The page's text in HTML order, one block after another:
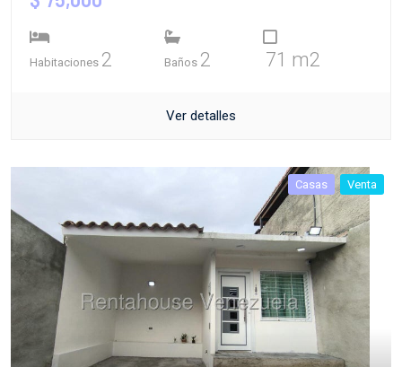
Habitaciones 2 Baños 2 71 m2
Ver detalles
Casas Venta